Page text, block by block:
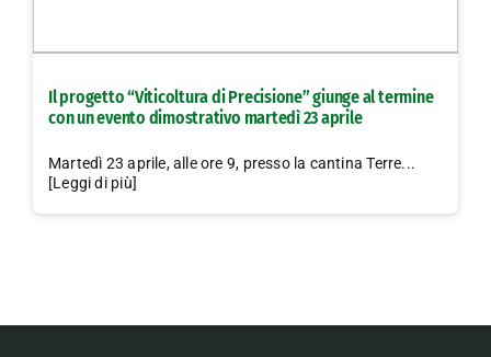
Il progetto “Viticoltura di Precisione” giunge al termine
con un evento dimostrativo martedì 23 aprile
Martedì 23 aprile, alle ore 9, presso la cantina Terre...
[Leggi di più]